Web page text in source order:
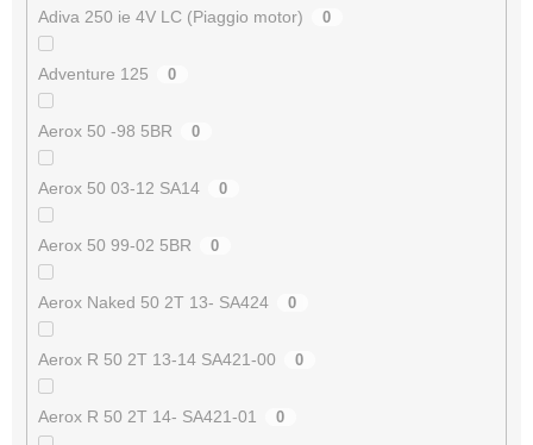
Adiva 250 ie 4V LC (Piaggio motor) 0
Adventure 125 0
Aerox 50 -98 5BR 0
Aerox 50 03-12 SA14 0
Aerox 50 99-02 5BR 0
Aerox Naked 50 2T 13- SA424 0
Aerox R 50 2T 13-14 SA421-00 0
Aerox R 50 2T 14- SA421-01 0